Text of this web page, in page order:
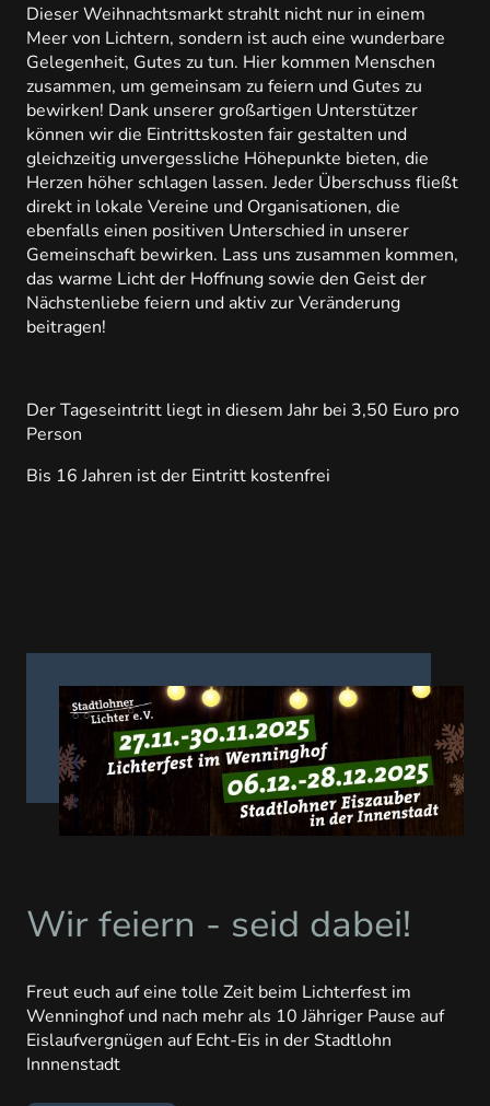
Dieser Weihnachtsmarkt strahlt nicht nur in einem
Meer von Lichtern, sondern ist auch eine wunderbare
Gelegenheit, Gutes zu tun. Hier kommen Menschen
zusammen, um gemeinsam zu feiern und Gutes zu
bewirken! Dank unserer großartigen Unterstützer
können wir die Eintrittskosten fair gestalten und
gleichzeitig unvergessliche Höhepunkte bieten, die
Herzen höher schlagen lassen. Jeder Überschuss fließt
direkt in lokale Vereine und Organisationen, die
ebenfalls einen positiven Unterschied in unserer
Gemeinschaft bewirken. Lass uns zusammen kommen,
das warme Licht der Hoffnung sowie den Geist der
Nächstenliebe feiern und aktiv zur Veränderung
beitragen!
Der Tageseintritt liegt in diesem Jahr bei 3,50 Euro pro
Person
Bis 16 Jahren ist der Eintritt kostenfrei
Wir feiern - seid dabei!
Freut euch auf eine tolle Zeit beim Lichterfest im
Wenninghof und nach mehr als 10 Jähriger Pause auf
Eislaufvergnügen auf Echt-Eis in der Stadtlohn
Innnenstadt